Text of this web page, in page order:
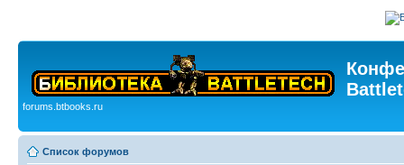
forums.btbooks.ru
Список форумов